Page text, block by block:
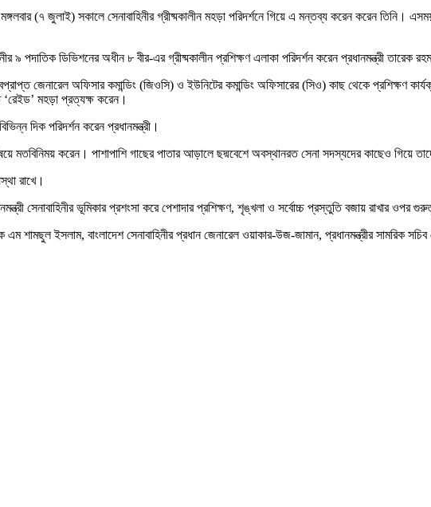
(৭ জুলাই) সকালে সেনাবাহিনীর গ্রীষ্মকালীন মহড়া পরিদর্শনে গিয়ে এ মন্তব্য করেন করেন তিনি।
৯ পদাতিক ডিভিশনের অধীন ৮ বীর-এর গ্রীষ্মকালীন প্রশিক্ষণ এলাকা পরিদর্শন করেন প্রধানমন্ত্রী তারেক
জেনারেল অফিসার কমান্ডিং (জিওসি) ও ইউনিটের কমান্ডিং অফিসারের (সিও) কাছ থেকে
‘রেইড’ মহড়া প্রত্যক্ষ করেন।
দিক পরিদর্শন করেন প্রধানমন্ত্রী।
মতবিনিময় করেন। পাশাপাশি গাছের পাতার আড়ালে ছদ্মবেশে অবস্থানরত সেনা সদস্যদের কাছেও গিয়ে
রাখে।
সেনাবাহিনীর ভূমিকার প্রশংসা করে পেশাদার প্রশিক্ষণ, শৃঙ্খলা ও সর্বোচ্চ প্রস্তুতি বজায় রাখার ওপর
শামছুল ইসলাম, বাংলাদেশ সেনাবাহিনীর প্রধান জেনারেল ওয়াকার-উজ-জামান, প্রধানমন্ত্রীর সামরিক